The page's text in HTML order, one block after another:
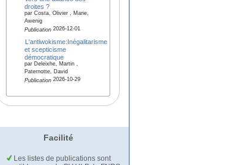
droites ?
par Costa, Olivier , Marie,
Awenig
Publication2026-12-01
L'antiwokisme:Inégalitarisme
et scepticisme
démocratique
par Deleixhe, Martin ,
Paternotte, David
Publication2026-10-29
Facilité
Les listes de publications sont